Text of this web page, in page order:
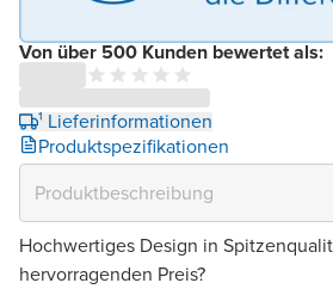
Von über 500 Kunden bewertet als:
¹ Lieferinformationen
Produktspezifikationen
Hochwertiges Design in
hervorragenden Preis?